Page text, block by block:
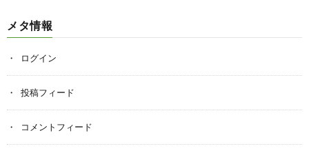
メタ情報
ログイン
投稿フィード
コメントフィード